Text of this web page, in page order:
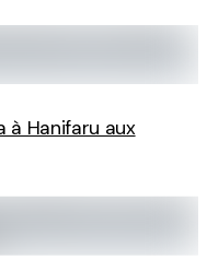
à Hanifaru aux